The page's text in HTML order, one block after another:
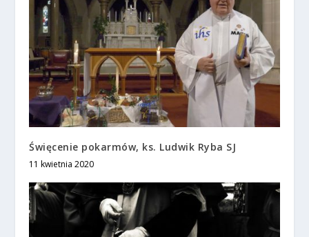
Święcenie pokarmów, ks. Ludwik Ryba SJ
11 kwietnia 2020